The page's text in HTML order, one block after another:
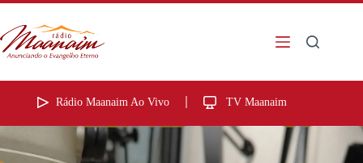
Rádio Maanaim Ao Vivo TV Maanaim